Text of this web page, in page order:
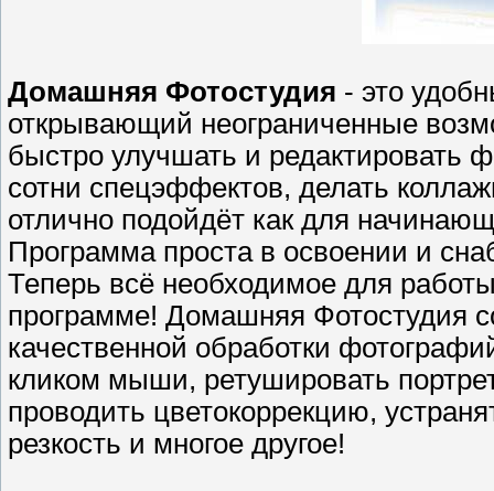
Домашняя Фотостудия - это
открывающий неограниченные
быстро улучшать и редактировать
сотни спецэффектов, делать
отлично подойдёт как для
Программа проста в освоении и
Теперь всё необходимое для
программе! Домашняя Фотостудия
качественной обработки
кликом мыши, ретушировать
проводить цветокоррекцию,
резкость и многое другое!